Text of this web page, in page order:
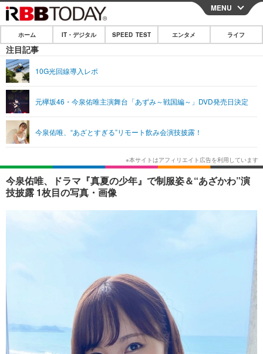
CLOSE
ホーム
IT・デジタル
ショッピング その他
SPEED TEST
エンタメ
エンタメTOP 映画・ドラマ
韓国・芸能
音楽 スポーツ
ライフ
ライフTOP グルメ
ペット ショッピング
その他
リリース一覧
プッシュ通知の停止方法
MENU
ホーム IT・デジタル SPEED TEST エンタメ ライフ
注目記事
10G光回線導入レポ
元欅坂46・今泉佑唯主演舞台「あずみ～戦国編～」DVD発売日決定
今泉佑唯、“あざとすぎる”リモート飲み会演技披露！
今泉佑唯、ドラマ『真夏の少年』で制服姿＆“あざかわ”演
技披露 1枚目の写真・画像